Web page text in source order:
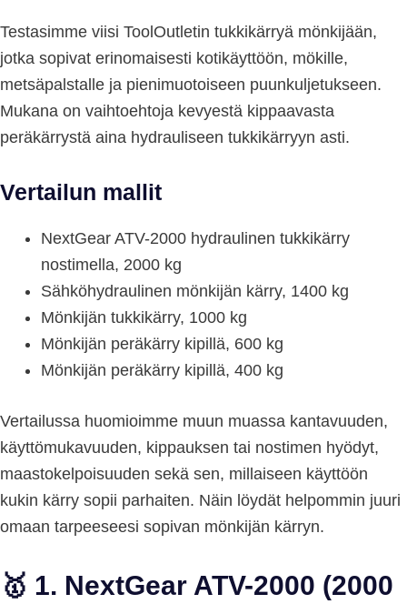
Testasimme viisi ToolOutletin tukkikärryä mönkijään,
jotka sopivat erinomaisesti kotikäyttöön, mökille,
metsäpalstalle ja pienimuotoiseen puunkuljetukseen.
Mukana on vaihtoehtoja kevyestä kippaavasta
peräkärrystä aina hydrauliseen tukkikärryyn asti.
Vertailun mallit
NextGear ATV-2000 hydraulinen tukkikärry
nostimella, 2000 kg
Sähköhydraulinen mönkijän kärry, 1400 kg
Mönkijän tukkikärry, 1000 kg
Mönkijän peräkärry kipillä, 600 kg
Mönkijän peräkärry kipillä, 400 kg
Vertailussa huomioimme muun muassa kantavuuden,
käyttömukavuuden, kippauksen tai nostimen hyödyt,
maastokelpoisuuden sekä sen, millaiseen käyttöön
kukin kärry sopii parhaiten. Näin löydät helpommin juuri
omaan tarpeeseesi sopivan mönkijän kärryn.
🥇 1. NextGear ATV-2000 (2000